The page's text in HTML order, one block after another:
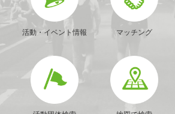
活動・イベント情報 マッチング